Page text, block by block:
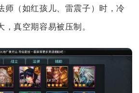
师（如红孩儿、雷震子）时，冷
真空期容易被压制。